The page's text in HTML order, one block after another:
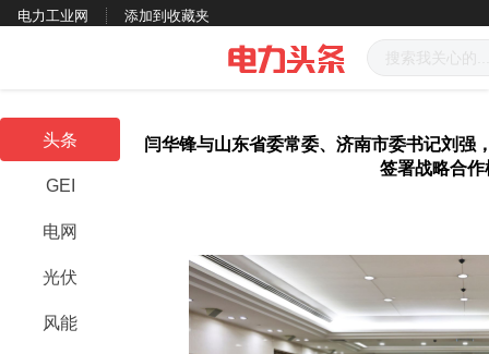
电力工业网 添加到收藏夹
头条
GEI
电网
光伏
风能
闫华锋与山东省委常委、济南市委书记刘强
签署战略合作